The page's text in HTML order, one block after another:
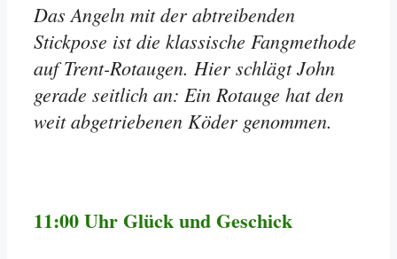
Das Angeln mit der abtreibenden
Stickpose ist die klassische Fangmethode
auf Trent-Rotaugen. Hier schlägt John
gerade seitlich an: Ein Rotauge hat den
weit abgetriebenen Köder genommen.
11:00 Uhr Glück und Geschick